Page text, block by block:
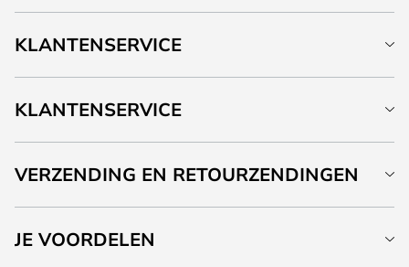
KLANTENSERVICE
KLANTENSERVICE
VERZENDING EN RETOURZENDINGEN
JE VOORDELEN